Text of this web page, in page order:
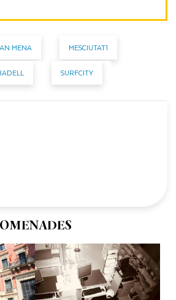
MENA MESCIUTAT1
SURFCITY